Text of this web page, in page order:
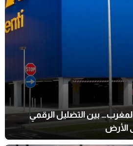
بين التضليل الرقمي
الأرض